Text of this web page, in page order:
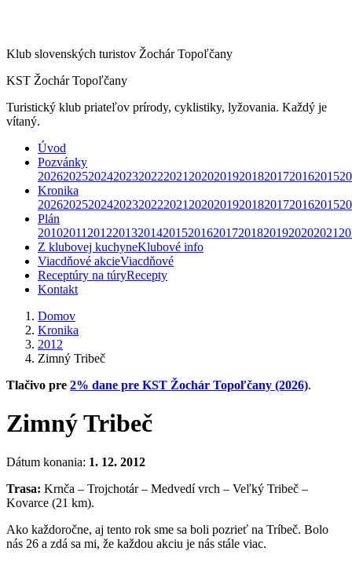
Klub slovenských turistov Žochár Topoľčany
KST Žochár Topoľčany
Turistický klub priateľov prírody, cyklistiky, lyžovania. Každý je
vítaný.
Úvod
Pozvánky
202620252024202320222021 202020192018201720162015
Kronika
202620252024202320222021 202020192018201720162015
Plán
20102011 2012201320142015201620172018201920202021
Z klubovej kuchyneKlubové info
Viacdňové akcieViacdňové
Receptúry na túryRecepty
Kontakt
Domov
Kronika
2012
Zimný Tribeč
Tlačivo pre 2% dane pre KST Žochár Topoľčany (2026).
Zimný Tribeč
Dátum konania: 1. 12. 2012
Trasa: Krnča – Trojchotár – Medvedí vrch – Veľký Tribeč –
Kovarce (21 km).
Ako každoročne, aj tento rok sme sa boli pozrieť na Tríbeč. Bolo
nás 26 a zdá sa mi, že každou akciu je nás stále viac.